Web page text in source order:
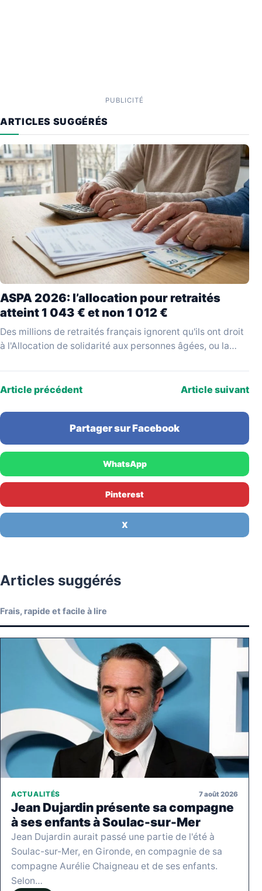
PUBLICITÉ
ARTICLES SUGGÉRÉS
ASPA 2026: l’allocation pour retraités
atteint 1 043 € et non 1 012 €
Des millions de retraités français ignorent qu'ils ont droit
à l'Allocation de solidarité aux personnes âgées, ou la
Article précédent Article suivant
Partager sur Facebook
WhatsApp
Pinterest
X
Articles suggérés
Frais, rapide et facile à lire
ACTUALITÉS 7 août 2026
Jean Dujardin présente sa compagne
à ses enfants à Soulac-sur-Mer
Jean Dujardin aurait passé une partie de l'été à
Soulac-sur-Mer, en Gironde, en compagnie de sa
compagne Aurélie Chaigneau et de ses enfants.
Selon…